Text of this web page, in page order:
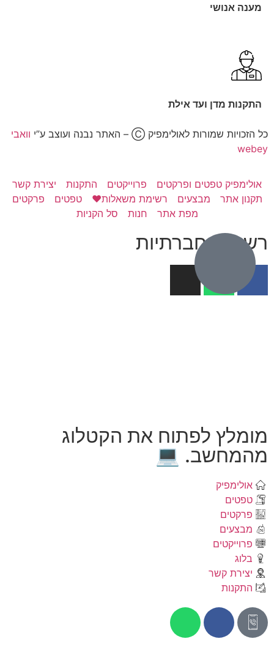
רשתות חברתיות
מענה אנושי
התקנות מדן ועד אילת
כל הזכויות שמורות לאולימפיק Ⓒ – האתר נבנה ועוצב ע”י
וואבי
webey
אולימפיק טפטים ופרקטים פרוייקטים התקנות
יצירת קשר
תקנון אתר
מבצעים רשימת משאלות❤️ טפטים
פרקטים
מפת אתר
חנות סל הקניות
מומלץ לפתוח את הקטלוג
מהמחשב. 💻
אולימפיק
טפטים
פרקטים
מבצעים
פרוייקטים
בלוג
יצירת קשר
התקנות